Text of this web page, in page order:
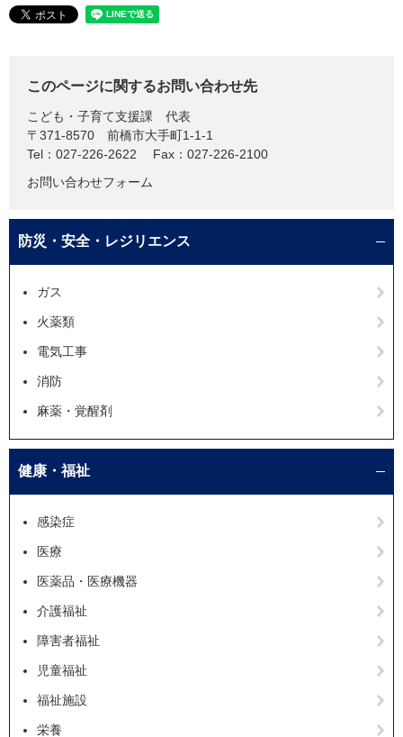
このページに関するお問い合わせ先
こども・子育て支援課
代表
〒371-8570
前橋市大手町1-1-1
Tel：027-226-2622
Fax：027-226-2100
お問い合わせフォーム
防災・安全・レジリエンス
ガス
火薬類
電気工事
消防
麻薬・覚醒剤
健康・福祉
感染症
医療
医薬品・医療機器
介護福祉
障害者福祉
児童福祉
福祉施設
栄養